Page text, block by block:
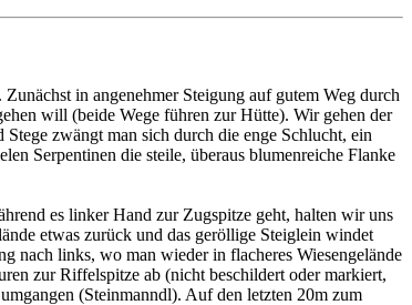
in angenehmer Steigung auf gutem Weg durch
will (beide Wege führen zur Hütte). Wir gehen der
zwängt man sich durch die enge Schlucht, ein
Serpentinen die steile, überaus blumenreiche Flanke
es linker Hand zur Zugspitze geht, halten wir uns
etwas zurück und das geröllige Steiglein windet
nach links, wo man wieder in flacheres Wiesengelände
zur Riffelspitze ab (nicht beschildert oder markiert,
(Steinmanndl). Auf den letzten 20m zum